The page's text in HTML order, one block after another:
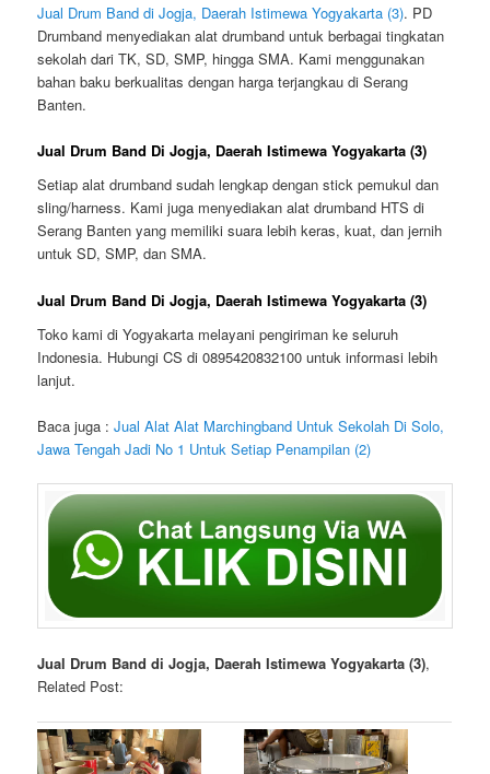
Jual Drum Band di Jogja, Daerah Istimewa Yogyakarta (3). PD
Drumband menyediakan alat drumband untuk berbagai tingkatan
sekolah dari TK, SD, SMP, hingga SMA. Kami menggunakan
bahan baku berkualitas dengan harga terjangkau di Serang
Banten.
Jual Drum Band Di Jogja, Daerah Istimewa Yogyakarta (3)
Setiap alat drumband sudah lengkap dengan stick pemukul dan
sling/harness. Kami juga menyediakan alat drumband HTS di
Serang Banten yang memiliki suara lebih keras, kuat, dan jernih
untuk SD, SMP, dan SMA.
Jual Drum Band Di Jogja, Daerah Istimewa Yogyakarta (3)
Toko kami di Yogyakarta melayani pengiriman ke seluruh
Indonesia. Hubungi CS di 0895420832100 untuk informasi lebih
lanjut.
Baca juga :Jual Alat Alat Marchingband Untuk Sekolah Di Solo,
Jawa Tengah Jadi No 1 Untuk Setiap Penampilan (2)
Jual Drum Band di Jogja, Daerah Istimewa Yogyakarta (3),
Related Post: